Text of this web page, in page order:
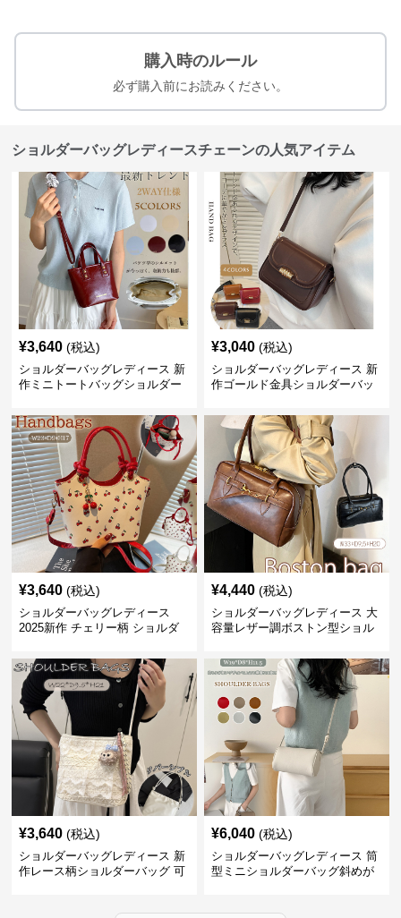
購入時のルール
必ず購入前にお読みください。
ショルダーバッグレディースチェーンの人気アイテム
¥3,640 (税込)
ショルダーバッグレディース 新
作ミニトートバッグショルダー
¥3,040 (税込)
ショルダーバッグレディース 新
作ゴールド金具ショルダーバッ
¥3,640 (税込)
ショルダーバッグレディース
2025新作 チェリー柄 ショルダ
3way
¥4,440 (税込)
ショルダーバッグレディース 大
容量レザー調ボストン型ショル
¥3,640 (税込)
ショルダーバッグレディース 新
作レース柄ショルダーバッグ 可
¥6,040 (税込)
ショルダーバッグレディース 筒
型ミニショルダーバッグ斜めが